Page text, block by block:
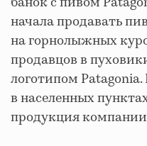
начала продавать
на горнолыжных
продавцов в
логотипом Patagonia.
в населенных
продукция